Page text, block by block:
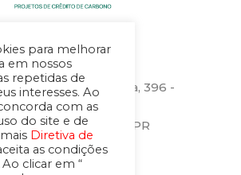
Localização
Stockler de França, 396 -
sala 1506
Cívico – Curitiba – PR
CEP.: 80030-030
para melhorar
em nossos
repetidas de
interesses. Ao
com as
do site e de
Diretiva de
as condições
clicar em “